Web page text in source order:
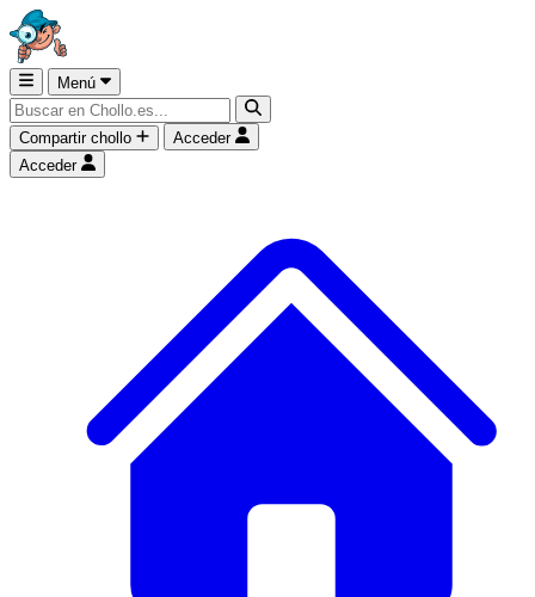
Menú
Compartir chollo
Acceder
Acceder